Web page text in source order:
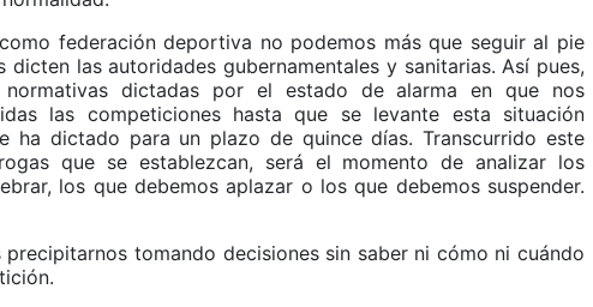
federación deportiva no podemos más que seguir al pie
las autoridades gubernamentales y sanitarias. Así pues,
normativas dictadas por el estado de alarma en que nos
las competiciones hasta que se levante esta situación
ha dictado para un plazo de quince días. Transcurrido este
que se establezcan, será el momento de analizar los
los que debemos aplazar o los que debemos suspender.
tomando decisiones sin saber ni cómo ni cuándo